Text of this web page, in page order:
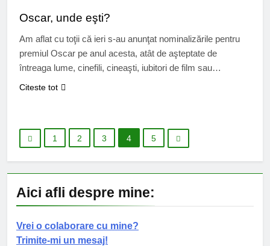
pentru…
Oscar, unde eşti?
Am aflat cu toţii că ieri s-au anunţat nominalizările pentru
premiul Oscar pe anul acesta, atât de aşteptate de
întreaga lume, cinefili, cineaşti, iubitori de film sau
competitori. Faţă de Globurile de Aur, cei nominalizaţi
Citeste tot
1 2 3 4 5
Aici afli despre mine:
Vrei o colaborare cu mine?
Trimite-mi un mesaj!